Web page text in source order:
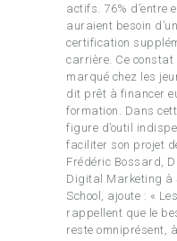
actifs. 76% d’entre
auraient besoin
certification
carrière. Ce constat
marqué chez les
dit prêt à financer
formation. Dans
figure d’outil
faciliter son projet
Frédéric Bossard,
Digital Marketing à
School, ajoute : «
rappellent que le
reste omniprésent,